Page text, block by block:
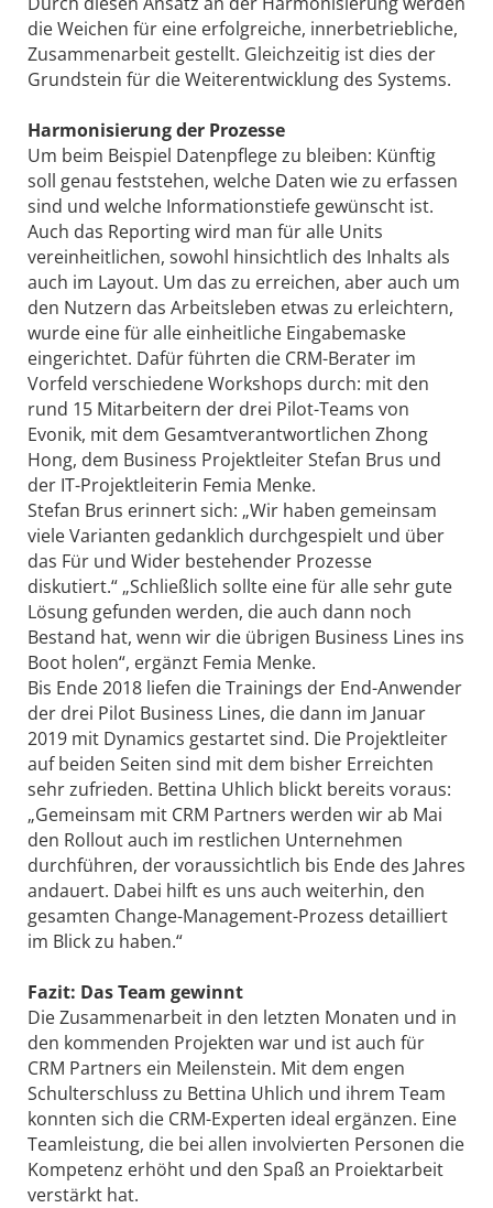
die Weichen für eine erfolgreiche, innerbetriebliche,
Zusammenarbeit gestellt. Gleichzeitig ist dies der
Grundstein für die Weiterentwicklung des Systems.
Harmonisierung der Prozesse
Um beim Beispiel Datenpflege zu bleiben: Künftig
soll genau feststehen, welche Daten wie zu erfassen
sind und welche Informationstiefe gewünscht ist.
Auch das Reporting wird man für alle Units
vereinheitlichen, sowohl hinsichtlich des Inhalts als
auch im Layout. Um das zu erreichen, aber auch um
den Nutzern das Arbeitsleben etwas zu erleichtern,
wurde eine für alle einheitliche Eingabemaske
eingerichtet. Dafür führten die CRM-Berater im
Vorfeld verschiedene Workshops durch: mit den
rund 15 Mitarbeitern der drei Pilot-Teams von
Evonik, mit dem Gesamtverantwortlichen Zhong
Hong, dem Business Projektleiter Stefan Brus und
der IT-Projektleiterin Femia Menke.
Stefan Brus erinnert sich: „Wir haben gemeinsam
viele Varianten gedanklich durchgespielt und über
das Für und Wider bestehender Prozesse
diskutiert.“ „Schließlich sollte eine für alle sehr gute
Lösung gefunden werden, die auch dann noch
Bestand hat, wenn wir die übrigen Business Lines ins
Boot holen“, ergänzt Femia Menke.
Bis Ende 2018 liefen die Trainings der End-Anwender
der drei Pilot Business Lines, die dann im Januar
2019 mit Dynamics gestartet sind. Die Projektleiter
auf beiden Seiten sind mit dem bisher Erreichten
sehr zufrieden. Bettina Uhlich blickt bereits voraus:
„Gemeinsam mit CRM Partners werden wir ab Mai
den Rollout auch im restlichen Unternehmen
durchführen, der voraussichtlich bis Ende des Jahres
andauert. Dabei hilft es uns auch weiterhin, den
gesamten Change-­Management-Prozess detailliert
im Blick zu haben.“
Fazit: Das Team gewinnt
Die Zusammenarbeit in den letzten Monaten und in
den kommenden Projekten war und ist auch für
CRM Partners ein Meilenstein. Mit dem engen
Schulterschluss zu Bettina Uhlich und ihrem Team
konnten sich die CRM-Experten ideal ergänzen. Eine
Teamleistung, die bei allen involvierten Personen die
Kompetenz erhöht und den Spaß an Proiektarbeit
verstärkt hat.